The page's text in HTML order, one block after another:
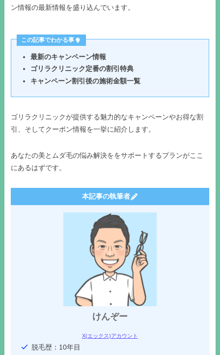
ン情報の最新情報を盛り込んでいます。
この記事でわかる事
最新のキャンペーン情報
ゴリラクリニック定番の割引特典
キャンペーン割引後の施術金額一覧
ゴリラクリニックが提供する魅力的なキャンペーンやお得な割
引、そしてクーポン情報を一挙に紹介します。
あなたの美とムダ毛の悩み解決ををサポートするプランがここ
にあるはずです。
本記事の執筆者
けんぞー
X(エックス)アカウント
脱毛歴：10年目